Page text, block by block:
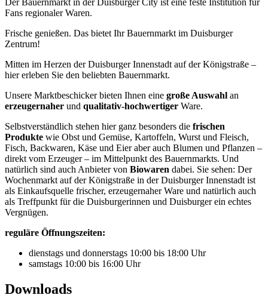
Fans regionaler Waren.
Frische genießen. Das bietet Ihr Bauernmarkt im Duisburger
Zentrum!
Mitten im Herzen der Duisburger Innenstadt auf der Königstraße –
hier erleben Sie den beliebten Bauernmarkt.
Unsere Marktbeschicker bieten Ihnen eine große Auswahl an
erzeugernaher und qualitativ-hochwertiger Ware.
Selbstverständlich stehen hier ganz besonders die frischen
Produkte wie Obst und Gemüse, Kartoffeln, Wurst und Fleisch,
Fisch, Backwaren, Käse und Eier aber auch Blumen und Pflanzen –
direkt vom Erzeuger – im Mittelpunkt des Bauernmarkts. Und
natürlich sind auch Anbieter von Biowaren dabei. Sie sehen: Der
Wochenmarkt auf der Königstraße in der Duisburger Innenstadt ist
als Einkaufsquelle frischer, erzeugernaher Ware und natürlich auch
als Treffpunkt für die Duisburgerinnen und Duisburger ein echtes
Vergnügen.
reguläre Öffnungszeiten:
dienstags und donnerstags 10:00 bis 18:00 Uhr
samstags 10:00 bis 16:00 Uhr
Downloads